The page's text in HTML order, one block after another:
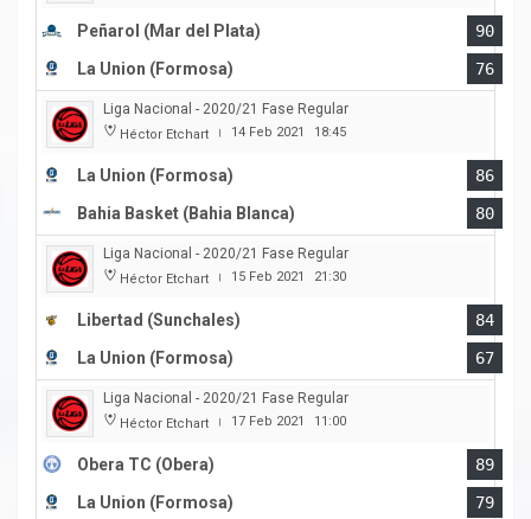
Peñarol (Mar del Plata)
90
La Union (Formosa)
76
Liga Nacional - 2020/21 Fase Regular
Héctor Etchart | 14 Feb 2021 18:45
La Union (Formosa)
86
Bahia Basket (Bahia Blanca)
80
Liga Nacional - 2020/21 Fase Regular
Héctor Etchart | 15 Feb 2021 21:30
Libertad (Sunchales)
84
La Union (Formosa)
67
Liga Nacional - 2020/21 Fase Regular
Héctor Etchart | 17 Feb 2021 11:00
Obera TC (Obera)
89
La Union (Formosa)
79